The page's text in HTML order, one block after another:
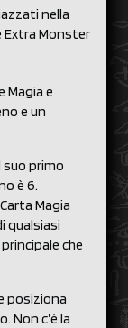
nella
Extra Monster
Magia e
e un
primo
è 6.
Magia
qualsiasi
che
posiziona
Non c’è la